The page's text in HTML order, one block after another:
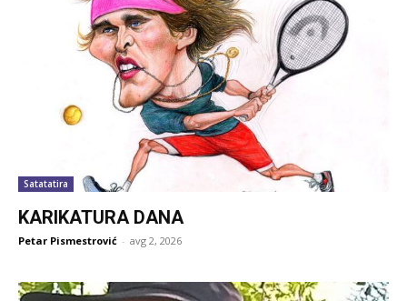
Satatatira
KARIKATURA DANA
Petar Pismestrović - avg 2, 2026